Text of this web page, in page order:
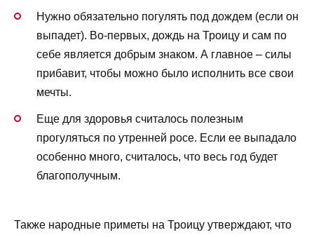
Нужно обязательно погулять под дождем (если он
выпадет). Во-первых, дождь на Троицу и сам по
себе является добрым знаком. А главное – силы
прибавит, чтобы можно было исполнить все свои
мечты.
Еще для здоровья считалось полезным
прогуляться по утренней росе. Если ее выпадало
особенно много, считалось, что весь год будет
благополучным.
Также народные приметы на Троицу утверждают, что